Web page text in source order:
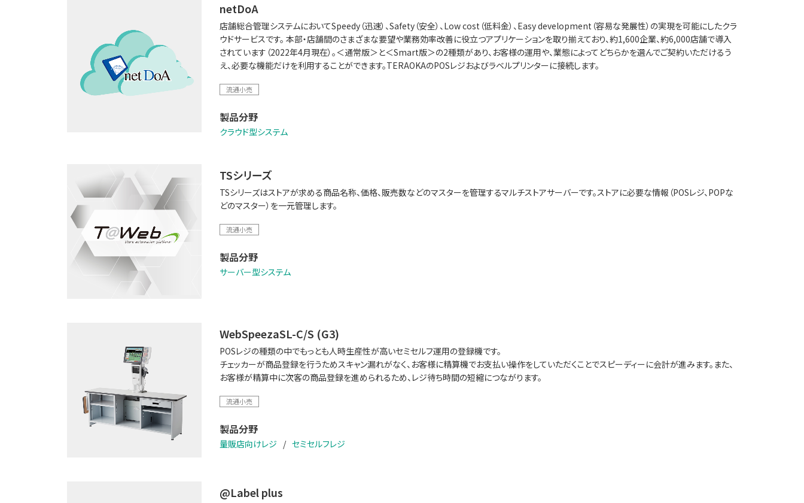
netDoA
店舗総合管理システムにおいてSpeedy（迅速）、Safety（安全）、Low cost（低料金）、Easy development（容易な発展性）の実現を可能にしたクラ
ウドサービスです。 本部・店舗間のさまざまな要望や業務効率改善に役立つアプリケーションを取り揃えており、約1,600企業、約6,000店舗で導入
されています（2022年4月現在）。＜通常版＞と＜Smart版＞の2種類があり、お客様の運用や、業態によってどちらかを選んでご契約いただけるう
え、必要な機能だけを利用することができます。TERAOKAのPOSレジおよびラベルプリンターに接続します。
流通小売
製品分野
クラウド型システム
TSシリーズ
TSシリーズはストアが求める商品名称、価格、販売数などのマスターを管理するマルチストアサーバーです。ストアに必要な情報（POSレジ、POPな
どのマスター）を一元管理します。
流通小売
製品分野
サーバー型システム
WebSpeezaSL-C/S (G3)
POSレジの種類の中でもっとも人時生産性が高いセミセルフ運用の登録機です。
チェッカーが商品登録を行うためスキャン漏れがなく、お客様に精算機でお支払い操作をしていただくことでスピーディーに会計が進みます。また、
お客様が精算中に次客の商品登録を進められるため、レジ待ち時間の短縮につながります。
流通小売
製品分野
量販店向けレジ セミセルフレジ
@Label plus